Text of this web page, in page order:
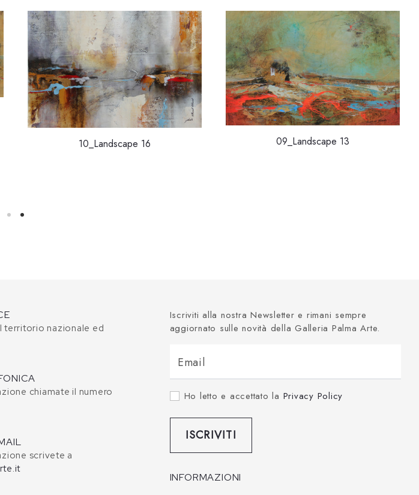
10_Landscape 16 09_Landscape 13
territorio nazionale ed
chiamate il numero
scrivete a
Iscriviti alla nostra Newsletter e rimani sempre
aggiornato sulle novità della Galleria Palma Arte.
Email
Ho letto e accettato la Privacy Policy
ISCRIVITI
INFORMAZIONI